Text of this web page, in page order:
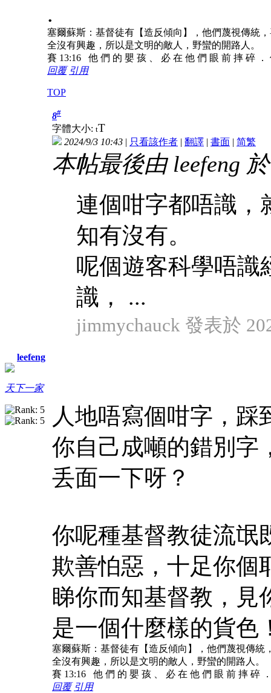
.
塞爾蘇斯：基督徒有【造反傾向】，他們蔑視傳統
全沒有興趣，所以是文明的敵人，野蠻的開路人。
賽 13:16 他 們 的 嬰 孩 、 必 在 他 們 眼 前 摔 碎
回覆 引用
TOP
leefeng
天下一家
8#
字體大小: tT
2024/9/3 10:43 | 只看該作者 | 翻譯 | 書面 | 简繁
本帖最後由 leefeng
連個咁字都唔識，
知有沒有。
呢個遊客科學唔識
識， ...
jimmychauck 發表於
人地唔寫個咁字，踩
你自己成噸的錯別字
丢面一下呀？
你呢種基督教徒流氓
欺善怕惡，十足你個
睇你而知基督教，見
是一個什麼樣的貨色
塞爾蘇斯：基督徒有【造反傾向】，他們蔑視傳
全沒有興趣，所以是文明的敵人，野蠻的開路人。
賽 13:16 他 們 的 嬰 孩 、 必 在 他 們 眼 前 摔 碎
回覆 引用